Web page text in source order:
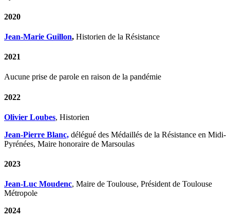
2020
Jean-Marie Guillon, Historien de la Résistance
2021
Aucune prise de parole en raison de la pandémie
2022
Olivier Loubes, Historien
Jean-Pierre Blanc, délégué des Médaillés de la Résistance en Midi-
Pyrénées, Maire honoraire de Marsoulas
2023
Jean-Luc Moudenc, Maire de Toulouse, Président de Toulouse
Métropole
2024